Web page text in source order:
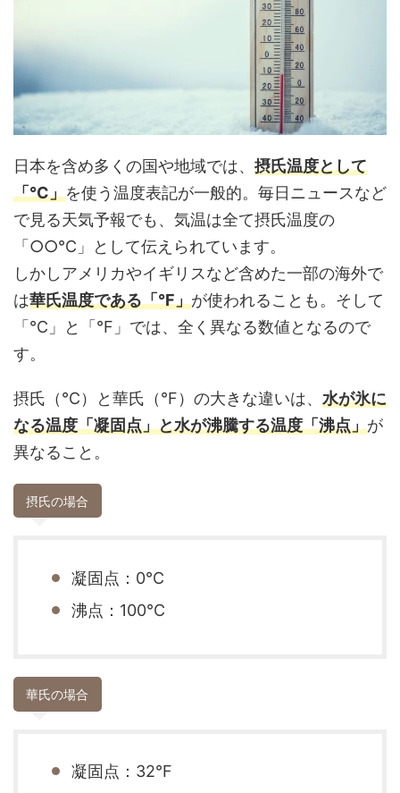
日本を含め多くの国や地域では、 摂氏温度として
「°C」を使う温度表記が一般的。毎日ニュースなど
で見る天気予報でも、気温は全て摂氏温度の
「○○°C」として伝えられています。
しかしアメリカやイギリスなど含めた一部の海外で
は華氏温度である「°F」が使われることも。そして
「°C」と
「 °F」では、全く異なる数値となるので
す。
摂氏（°C）と華氏（°F）の大きな違いは、 水が氷に
なる温度「凝固点」と水が沸騰する温度「沸点」が
異なること。
摂氏の場合
凝固点：0°C
沸点：100°C
華氏の場合
凝固点：32°F